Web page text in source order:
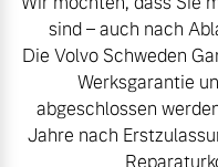
Konnektivität
Zubehörkatalog
Service by Volvo
sind – auch nach
Die Volvo Schweden
Werksgarantie
abgeschlossen
Jahre nach